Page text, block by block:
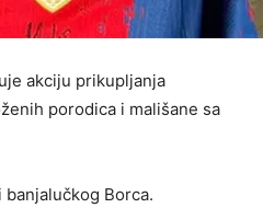
akciju prikupljanja
porodica i mališane sa
Borca.